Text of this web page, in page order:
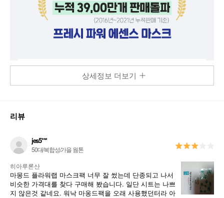
상세정보 더보기
리뷰
jes5***
50대/복합성/가을 웜톤
히아루론산
마몽드 플라워랩 마스크팩 너무 잘 썼는데 단종되고 나서
비슷한 가격대를 찾다 구매해 봤습니다. 일단 시트는 나쁘
지 않은것 같네요. 워낙 마옹드팩을 오래 사용했던터라 아